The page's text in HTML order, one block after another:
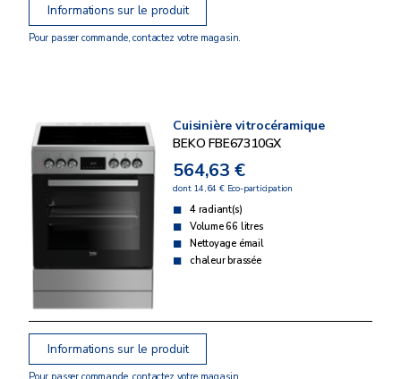
Informations sur le produit
Pour passer commande, contactez votre magasin.
Cuisinière vitrocéramique
BEKO FBE67310GX
564,63 €
dont 14,64 € Eco-participation
4 radiant(s)
Volume 66 litres
Nettoyage émail
chaleur brassée
Informations sur le produit